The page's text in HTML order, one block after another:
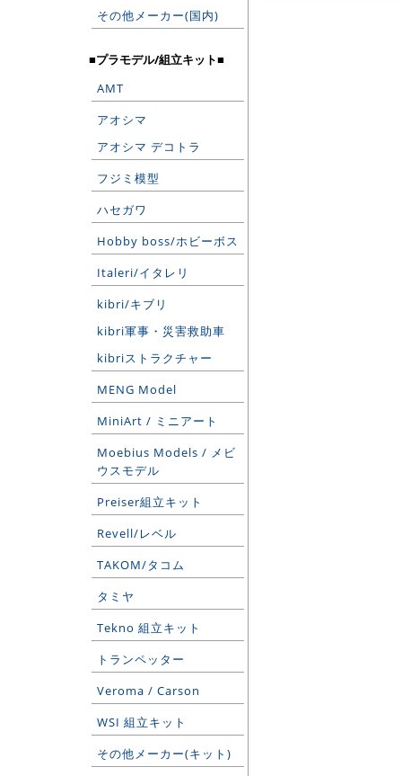
その他メーカー(国内)
■プラモデル/組立キット■
AMT
アオシマ
アオシマ デコトラ
フジミ模型
ハセガワ
Hobby boss/ホビーボス
Italeri/イタレリ
kibri/キブリ
kibri軍事・災害救助車
kibriストラクチャー
MENG Model
MiniArt / ミニアート
Moebius Models / メビ
ウスモデル
Preiser組立キット
Revell/レベル
TAKOM/タコム
タミヤ
Tekno 組立キット
トランペッター
Veroma / Carson
WSI 組立キット
その他メーカー(キット)